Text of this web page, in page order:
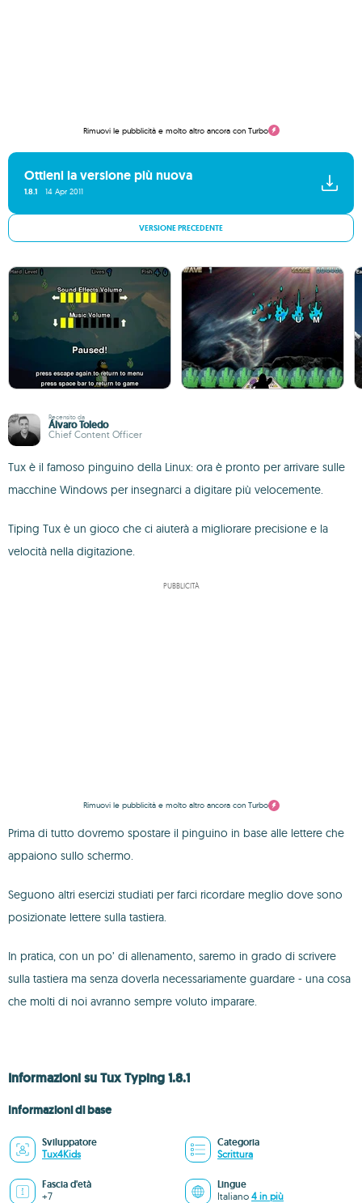
Rimuovi le pubblicità e molto altro ancora con Turbo
Ottieni la versione più nuova
1.8.1 14 Apr 2011
VERSIONE PRECEDENTE
Recensito da
Álvaro Toledo
Chief Content Officer
Tux è il famoso pinguino della Linux: ora è pronto per arrivare sulle
macchine Windows per insegnarci a digitare più velocemente.
Tiping Tux è un gioco che ci aiuterà a migliorare precisione e la
velocità nella digitazione.
PUBBLICITÀ
Rimuovi le pubblicità e molto altro ancora con Turbo
Prima di tutto dovremo spostare il pinguino in base alle lettere che
appaiono sullo schermo.
Seguono altri esercizi studiati per farci ricordare meglio dove sono
posizionate lettere sulla tastiera.
In pratica, con un po’ di allenamento, saremo in grado di scrivere
sulla tastiera ma senza doverla necessariamente guardare - una cosa
che molti di noi avranno sempre voluto imparare.
Informazioni su Tux Typing 1.8.1
Informazioni di base
Sviluppatore
Tux4Kids
Categoria
Scrittura
Fascia d'età
+7
Lingue
Italiano 4 in più